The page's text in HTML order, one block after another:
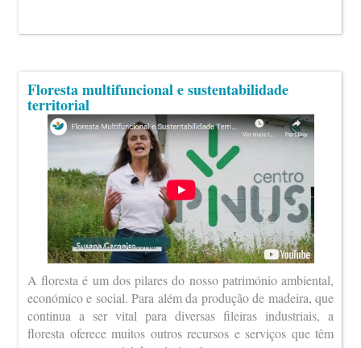
Floresta multifuncional e sustentabilidade
territorial
A floresta é um dos pilares do nosso património ambiental,
económico e social. Para além da produção de madeira, que
continua a ser vital para diversas fileiras industriais, a
floresta oferece muitos outros recursos e serviços que têm